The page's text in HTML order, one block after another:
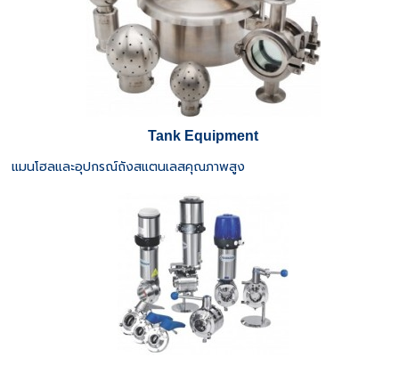
Tank Equipment
แมนโฮลและอุปกรณ์ถังสแตนเลสคุณภาพสูง